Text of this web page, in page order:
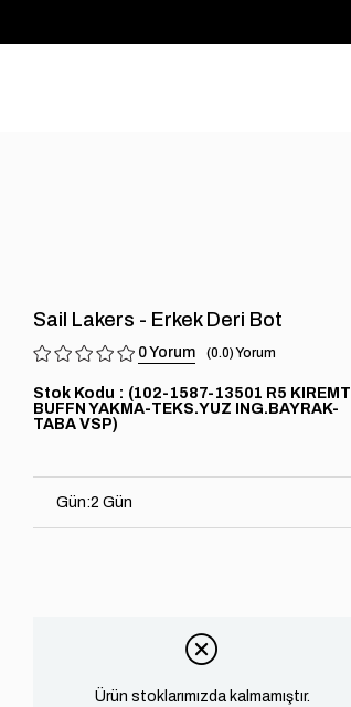
Sail Lakers - Erkek Deri Bot
0 0.0
Stok Kodu
(102-1587-13501 R5 KIREMT
BUFFN YAKMA-TEKS.YUZ ING.BAYRAK-
TABA VSP)
Gün:2 Gün
Ürün stoklarımızda kalmamıştır.